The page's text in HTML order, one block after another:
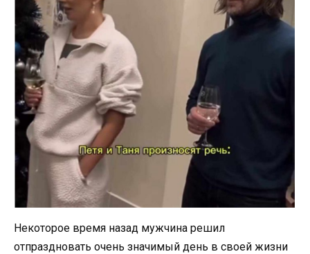
Некоторое время назад мужчина решил
отпраздновать очень значимый день в своей жизни